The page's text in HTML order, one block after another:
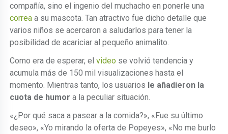
compañía, sino el ingenio del muchacho en ponerle una
correa a su mascota. Tan atractivo fue dicho detalle que
varios niños se acercaron a saludarlos para tener la
posibilidad de acariciar al pequeño animalito.
Como era de esperar, elvideo se volvió tendencia y
acumula más de 150 mil visualizaciones hasta el
momento. Mientras tanto, los usuarios le añadieron la
cuota de humor a la peculiar situación.
«¿Por qué saca a pasear a la comida?», «Fue su último
deseo», «Yo mirando la oferta de Popeyes», «No me burlo